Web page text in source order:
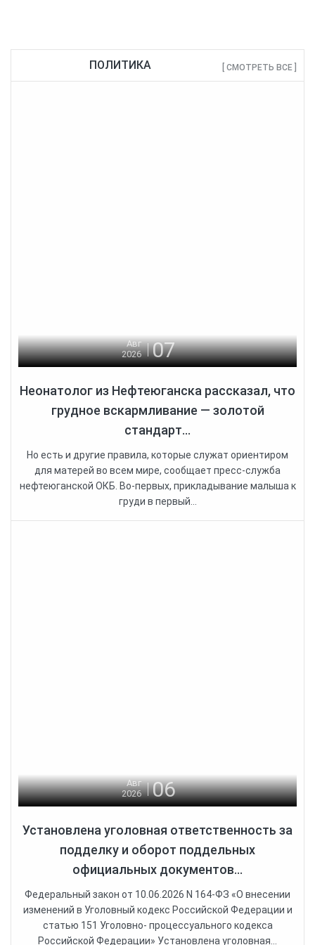
ПОЛИТИКА [ СМОТРЕТЬ ВСЕ ]
Авг
2026
07
Неонатолог из Нефтеюганска рассказал, что
грудное вскармливание — золотой
стандарт...
Но есть и другие правила, которые служат ориентиром
для матерей во всем мире, сообщает пресс-служба
нефтеюганской ОКБ. Во-первых, прикладывание малыша к
груди в первый...
Авг
2026
06
Установлена уголовная ответственность за
подделку и оборот поддельных
официальных документов...
Федеральный закон от 10.06.2026 N 164-ФЗ «О внесении
изменений в Уголовный кодекс Российской Федерации и
статью 151 Уголовно- процессуального кодекса
Российской Федерации» Установлена уголовная...